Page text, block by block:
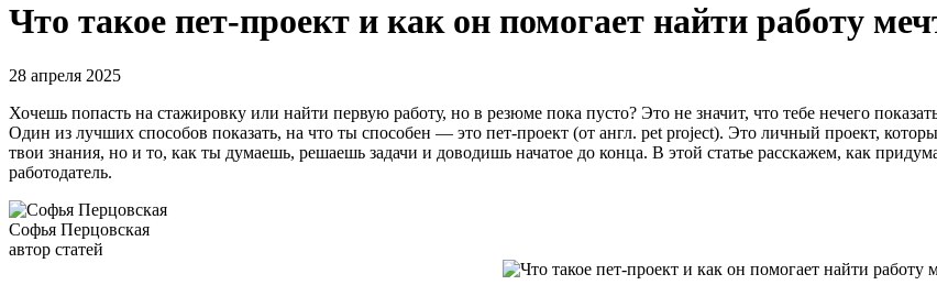
Что такое пет-проект и как он помогает найти работу
28 апреля 2025
Хочешь попасть на стажировку или найти первую работу, но в резюме пока пусто? Это не значит, что тебе нечего
Один из лучших способов показать, на что ты способен — это пет-проект (от англ. pet project). Это личный проект,
твои знания, но и то, как ты думаешь, решаешь задачи и доводишь начатое до конца. В этой статье расскажем, как
работодатель.
Софья Перцовская
автор статей